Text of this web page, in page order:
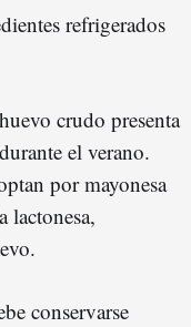
refrigerados
crudo presenta
durante el verano.
por mayonesa
lactonesa,
conservarse